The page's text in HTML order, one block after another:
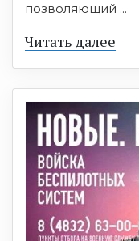
позволяющий ...
Читать далее